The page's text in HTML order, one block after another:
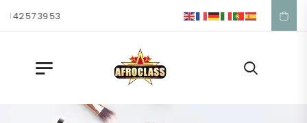
42 57 39 53